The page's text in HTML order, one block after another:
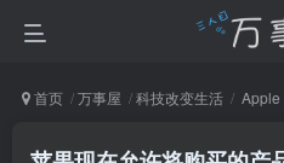
首页 万事屋 科技改变生活 Apple